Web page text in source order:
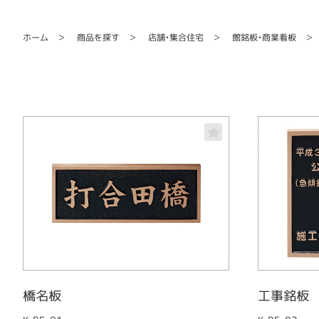
ホーム 商品を探す 店舗・集合住宅 館銘板・商業看板
橋名板 工事銘板